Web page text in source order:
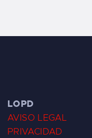
LOPD
AVISO LEGAL
PRIVACIDAD